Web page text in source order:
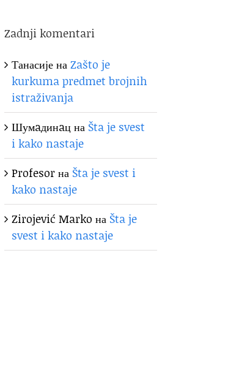
Zadnji komentari
ТанасијенаZašto je
kurkuma predmet brojnih
istraživanja
Шумaдинaцна Šta je svest
i kako nastaje
Profesorна Šta je svest i
kako nastaje
Zirojević Marko на Šta je
svest i kako nastaje